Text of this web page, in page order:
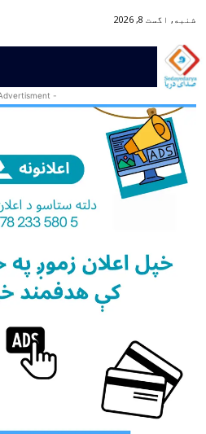
شنبه, اگست 8, 2026
- Advertisment -